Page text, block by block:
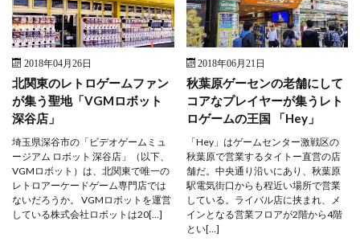
2018年04月26日
北関東のレトロゲームファン
が集う聖地「VGMロボット
深谷店」
埼玉県深谷市の「ビデオゲームミュ
ージアム ロボット 深谷店」（以下、
VGMロボット）は、北関東で唯一の
レトロアーケードゲーム専門店では
ないだろうか。 VGMロボットを運営
している株式会社ロボットは20[…]
2018年06月21日
秋葉原ゲーセンの老舗にして
コアなプレイヤーが集うレト
ロゲームの王国 「Hey」
「Hey」はゲームセンター激戦区の
秋葉原で営業するタイトー直営の店
舗だ。中央通り沿いにあり、秋葉原
駅電気街口からも程近い場所で営業
している。ライバル店に挟まれ、メ
インとなる営業フロアが2階から4階
とい[…]